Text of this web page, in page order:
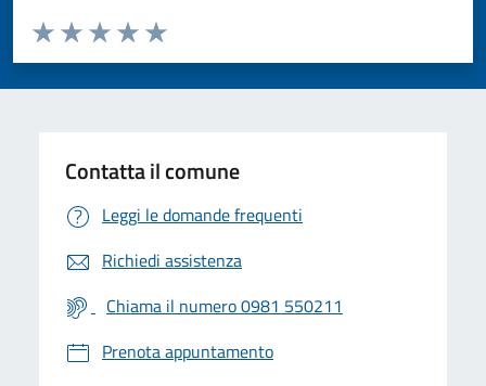
Valuta da 1 a 5 stelle la pagina
Valuta 5 stelle su 5
Valuta 4 stelle su 5
Valuta 3 stelle su 5
Valuta 2 stelle su 5
Valuta 1 stelle su 5
Contatta il comune
Leggi le domande frequenti
Richiedi assistenza
Chiama il numero 0981 550211
Prenota appuntamento